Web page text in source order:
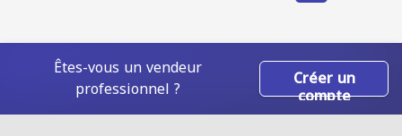
Êtes-vous un vendeur
professionnel ? Créer un
compte